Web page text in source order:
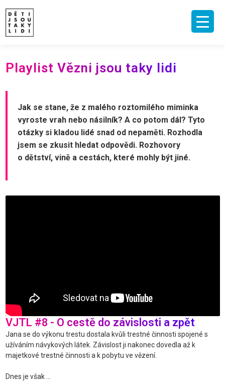
content
NAKLADATELSTVÍ
E-SHOP
VIDEA A ROZHOVORY
ARCHIV ČLÁNKŮ
Playlist Vězni jsou taky lidi
Jak se stane, že z malého roztomilého miminka
vyroste vrah nebo násilník? A co potom dál? Tyto
otázky si kladou lidé snad od nepaměti. Rozhodla
jsem se zkusit hledat odpovědi. Rozhovory
o dětství, vině a cestách, které mohly být jiné.
VJTL #8 - O cestě do závislosti a zpět
Jana se do výkonu trestu dostala kvůli trestné činnosti spojené s
užíváním návykových látek. Závislost ji nakonec dovedla až k
majetkové trestné činnosti a k pobytu ve vězení.
Dnes je však ...